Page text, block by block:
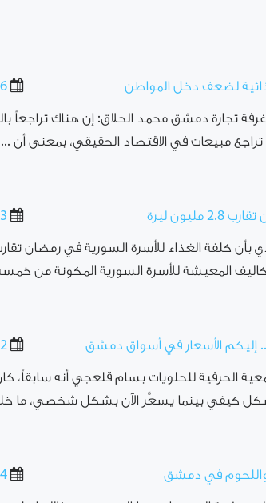
لضعف دخل المواطن
تجارة دمشق محمد الحلاق: إن هناك تراجعاً
تراجع مبيعات في الاقتصاد الحقيقي، بمعنى أن ...
ليرة
المعيشة للأسرة السورية المكونة من
الحرفية للحلويات بسام قلعجي أنه سابقاً،
بشكل كيفي بينما يسعَّر الآن بشكل شخصي، ما
واللحوم في دمشق